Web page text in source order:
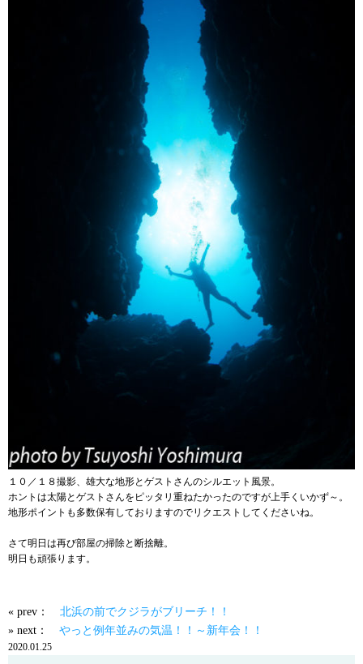
１０／１８撮影、雄大な地形とゲストさんのシルエット風景。
ホントは太陽とゲストさんをピッタリ重ねたかったのですが上手くいかず～。
地形ポイントも多数保有しておりますのでリクエストしてくださいね。
さて明日は再び部屋の掃除と断捨離。
明日も頑張ります。
« prev： 北浜の前でクジラがブリーチ！！
» next： やっと例年並みの気温！！～新年会！！
2020.01.25